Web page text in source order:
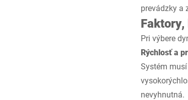
prevádzky a
Pri výbere
Rýchlosť a
Systém
nevyhnutná.